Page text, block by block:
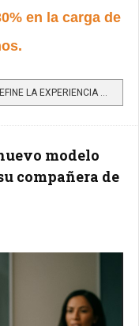
en la carga de
LEER MÁS…IA AVANZADA DE INAGENT REDEFINE LA EXPERIENCIA DEL CLIENTE CON RESPUESTAS PRECISAS DESDE LA...
modelo
compañera de